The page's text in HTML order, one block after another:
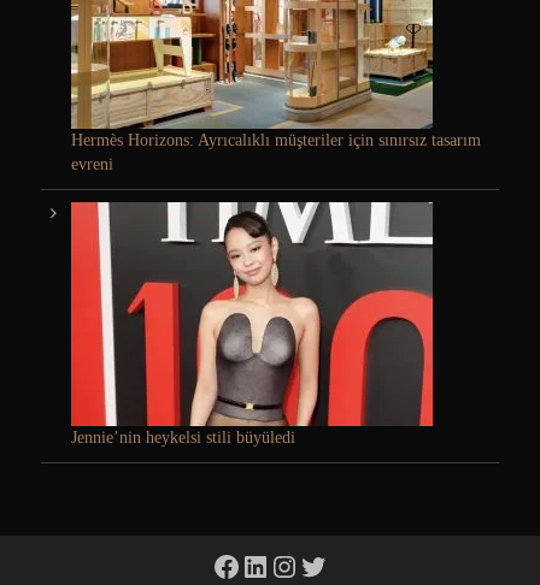
Hermès Horizons: Ayrıcalıklı müşteriler için sınırsız tasarım
evreni
Jennie’nin heykelsi stili büyüledi
Facebook
LinkedIn
Instagram
Twitter